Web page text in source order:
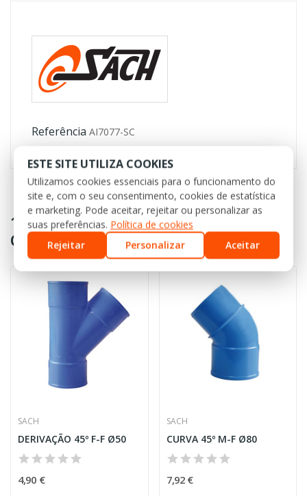
Referência AI7077-SC
16 OUTROS PRODUTOS NA MESMA
CATEGORIA:
SACH
DERIVAÇÃO 45º F-F Ø50
4,90 €
SACH
CURVA 45º M-F Ø80
7,92 €
ESTE SITE UTILIZA COOKIES
Utilizamos cookies essenciais para o funcionamento do
site e, com o seu consentimento, cookies de estatística
e marketing. Pode aceitar, rejeitar ou personalizar as
suas preferências. Política de cookies
Rejeitar
Personalizar Aceitar